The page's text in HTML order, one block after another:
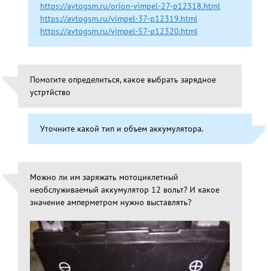
https://avtogsm.ru/orion-vimpel-27-p12318.html
https://avtogsm.ru/vimpel-37-p12319.html
https://avtogsm.ru/vimpel-57-p12320.html
Помогите определиться, какое выбрать зарядное
устртйство
Уточните какой тип и объем аккумулятора.
Можно ли им заряжать мотоциклетный
необслуживаемый аккумулятор 12 вольт? И какое
значение амперметром нужно выставлять?